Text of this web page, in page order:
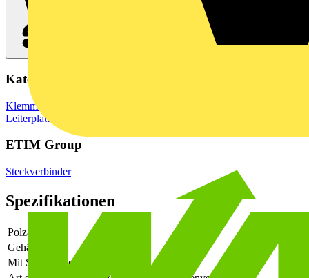
Kategorien
Klemmen, Steckverbinder & Verbindungselemente
Leiterplattensteckverbinder
ETIM Group
Steckverbinder
Spezifikationen
Polzahl
Gehäusefarbe
Mit Schutzleiter